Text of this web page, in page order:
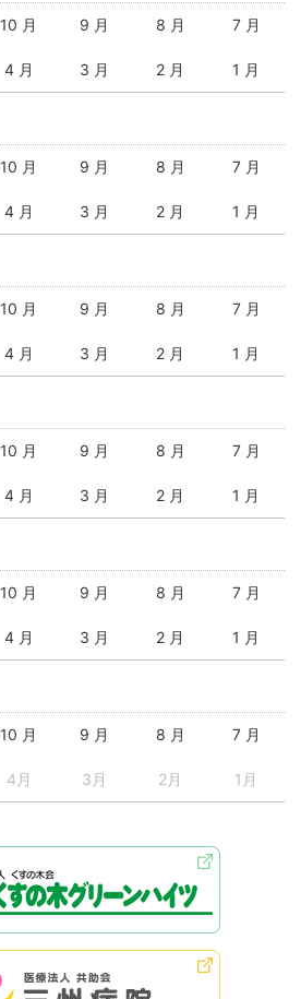
10 月 9 月 8 月 7 月
4 月 3 月 2 月 1 月
10 月 9 月 8 月 7 月
4 月 3 月 2 月 1 月
10 月 9 月 8 月 7 月
4 月 3 月 2 月 1 月
10 月 9 月 8 月 7 月
4 月 3 月 2 月 1 月
10 月 9 月 8 月 7 月
4 月 3 月 2 月 1 月
10 月 9 月 8 月 7 月
4月 3月 2月 1月